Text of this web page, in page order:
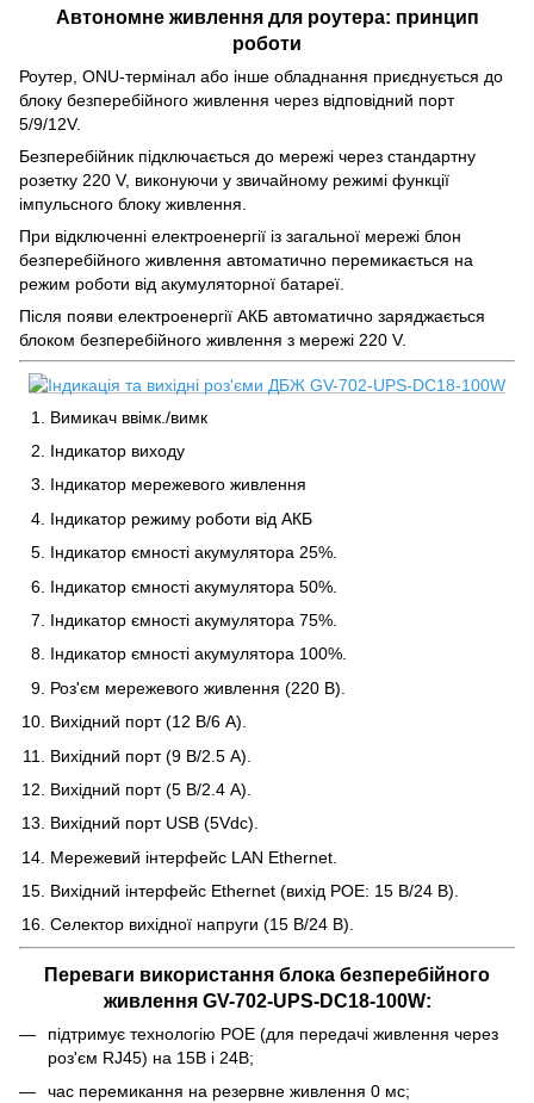
Автономне живлення для роутера: принцип
роботи
Роутер, ONU-термінал або інше обладнання приєднується до
блоку безперебійного живлення через відповідний порт
5/9/12V.
Безперебійник підключається до мережі через стандартну
розетку 220 V, виконуючи у звичайному режимі функції
імпульсного блоку живлення.
При відключенні електроенергії із загальної мережі блон
безперебійного живлення автоматично перемикається на
режим роботи від акумуляторної батареї.
Після появи електроенергії АКБ автоматично заряджається
блоком безперебійного живлення з мережі 220 V.
Вимикач ввімк./вимк
Індикатор виходу
Індикатор мережевого живлення
Індикатор режиму роботи від АКБ
Індикатор ємності акумулятора 25%.
Індикатор ємності акумулятора 50%.
Індикатор ємності акумулятора 75%.
Індикатор ємності акумулятора 100%.
Роз'єм мережевого живлення (220 В).
Вихідний порт (12 В/6 А).
Вихідний порт (9 В/2.5 А).
Вихідний порт (5 В/2.4 А).
Вихідний порт USB (5Vdc).
Мережевий інтерфейс LAN Ethernet.
Вихідний інтерфейс Ethernet (вихід POE: 15 В/24 В).
Селектор вихідної напруги (15 В/24 В).
Переваги використання блока безперебійного
живлення GV-702-UPS-DC18-100W​:
підтримує технологію POE (для передачі живлення через
роз'єм RJ45) на 15В і 24В;
час перемикання на резервне живлення 0 мс;